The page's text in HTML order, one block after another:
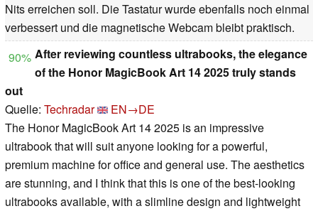
Nits erreichen soll. Die Tastatur wurde ebenfalls noch einmal
verbessert und die magnetische Webcam bleibt praktisch.
90% After reviewing countless ultrabooks, the elegance
of the Honor MagicBook Art 14 2025 truly stands
out
Quelle: Techradar
EN→DE
The Honor MagicBook Art 14 2025 is an impressive
ultrabook that will suit anyone looking for a powerful,
premium machine for office and general use. The aesthetics
are stunning, and I think that this is one of the best-looking
ultrabooks available, with a slimline design and lightweight